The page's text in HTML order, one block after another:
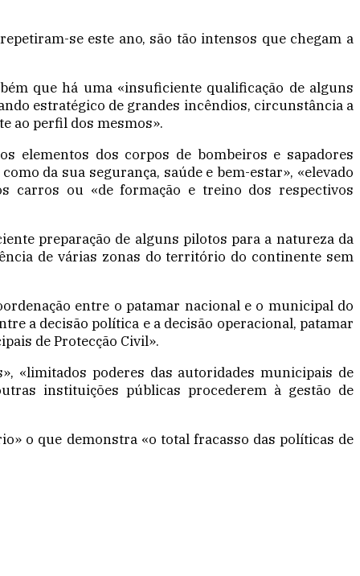
se este ano, são tão intensos que chegam a
que há uma «insuficiente qualificação de alguns
estratégico de grandes incêndios, circunstância a
ao perfil dos mesmos».
elementos dos corpos de bombeiros e sapadores
da sua segurança, saúde e bem-estar», «elevado
carros ou «de formação e treino dos respectivos
preparação de alguns pilotos para a natureza da
de várias zonas do território do continente sem
entre o patamar nacional e o municipal do
a decisão política e a decisão operacional, patamar
de Protecção Civil».
«limitados poderes das autoridades municipais de
instituições públicas procederem à gestão de
o que demonstra «o total fracasso das políticas de